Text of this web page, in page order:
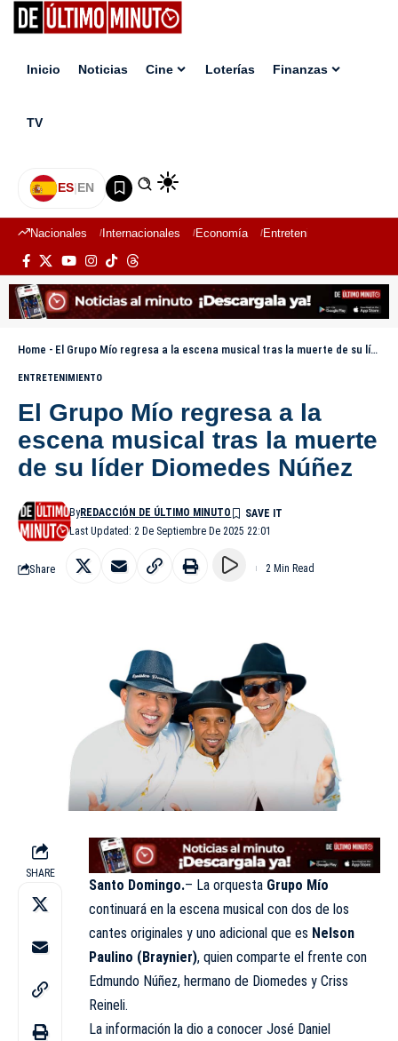
Inicio Noticias Cine Loterías Finanzas
TV
ES|EN
Nacionales Internacionales Economía Entretenimiento
Home - El Grupo Mío regresa a la escena musical tras la muerte de su líder Diomedes Núñez
ENTRETENIMIENTO
El Grupo Mío regresa a la
escena musical tras la muerte
de su líder Diomedes Núñez
Last Updated: 2 De Septiembre De 2025 22:01
ByREDACCIÓN DE ÚLTIMO MINUTO
Share 2 Min Read
SHARE
Santo Domingo.– La orquesta Grupo Mío
continuará en la escena musical con dos de los
cantes originales y uno adicional que es Nelson
Paulino (Braynier), quien comparte el frente con
Edmundo Núñez, hermano de Diomedes y Criss
Reineli.
La información la dio a conocer José Daniel